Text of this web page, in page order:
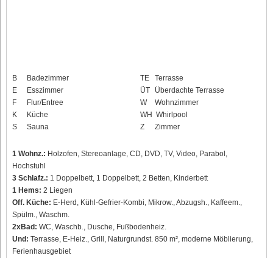
B
Badezimmer
E
Esszimmer
F
Flur/Entree
K
Küche
S
Sauna
TE
Terrasse
ÜT
Überdachte Terrasse
W
Wohnzimmer
WH Whirlpool
Z
Zimmer
1 Wohnz.: Holzofen, Stereoanlage, CD, DVD, TV, Video, Parabol,
Hochstuhl
3 Schlafz.: 1 Doppelbett, 1 Doppelbett, 2 Betten, Kinderbett
1 Hems: 2 Liegen
Off. Küche: E-Herd, Kühl-Gefrier-Kombi, Mikrow., Abzugsh., Kaffeem.,
Spülm., Waschm.
2xBad: WC, Waschb., Dusche, Fußbodenheiz.
Und: Terrasse, E-Heiz., Grill, Naturgrundst. 850 m², moderne Möblierung,
Ferienhausgebiet